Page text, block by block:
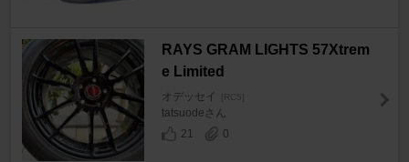
RAYS GRAM LIGHTS 57Xtrem
e Limited
オデッセイ [RC5]
tatsuodeさん
21
0